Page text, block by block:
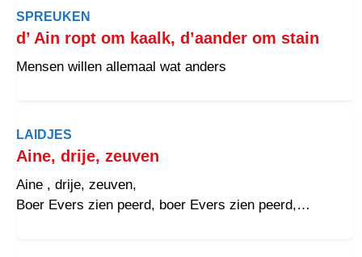
SPREUKEN
d’ Ain ropt om kaalk, d’aander om stain
Mensen willen allemaal wat anders
LAIDJES
Aine, drije, zeuven
Aine , drije, zeuven,
Boer Evers zien peerd, boer Evers zien peerd,